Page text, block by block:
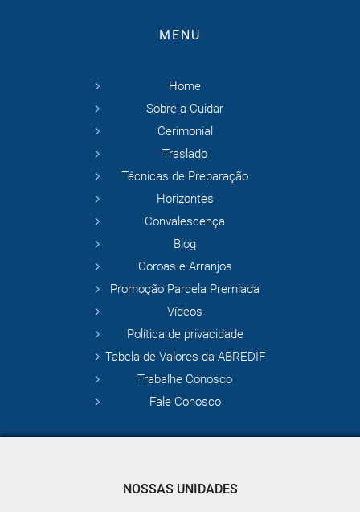
MENU
Home
Sobre a Cuidar
Cerimonial
Traslado
Técnicas de Preparação
Horizontes
Convalescença
Blog
Coroas e Arranjos
Promoção Parcela Premiada
Vídeos
Política de privacidade
Tabela de Valores da ABREDIF
Trabalhe Conosco
Fale Conosco
NOSSAS UNIDADES